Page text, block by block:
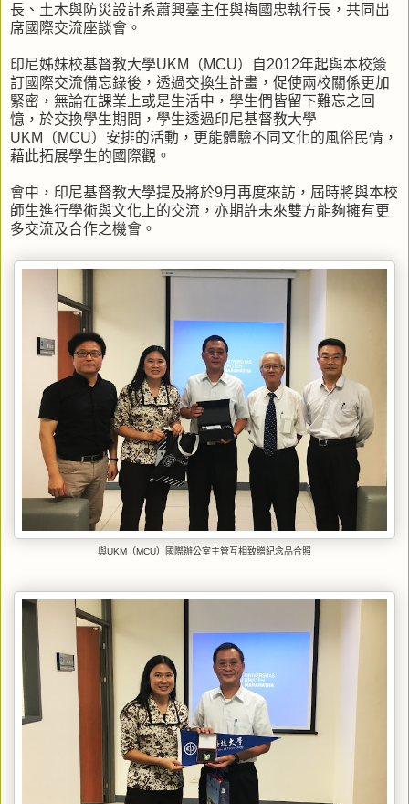
長、土木與防災設計系蕭興臺主任與梅國忠執行長，共同出
席國際交流座談會。
印尼姊妹校基督教大學UKM（MCU）自2012年起與本校簽
訂國際交流備忘錄後，透過交換生計畫，促使兩校關係更加
緊密，無論在課業上或是生活中，學生們皆留下難忘之回
憶，於交換學生期間，學生透過印尼基督教大學
UKM（MCU）安排的活動，更能體驗不同文化的風俗民情，
藉此拓展學生的國際觀。
會中，印尼基督教大學提及將於9月再度來訪，屆時將與本校
師生進行學術與文化上的交流，亦期許未來雙方能夠擁有更
多交流及合作之機會。
與UKM（MCU）國際辦公室主管互相致贈紀念品合照